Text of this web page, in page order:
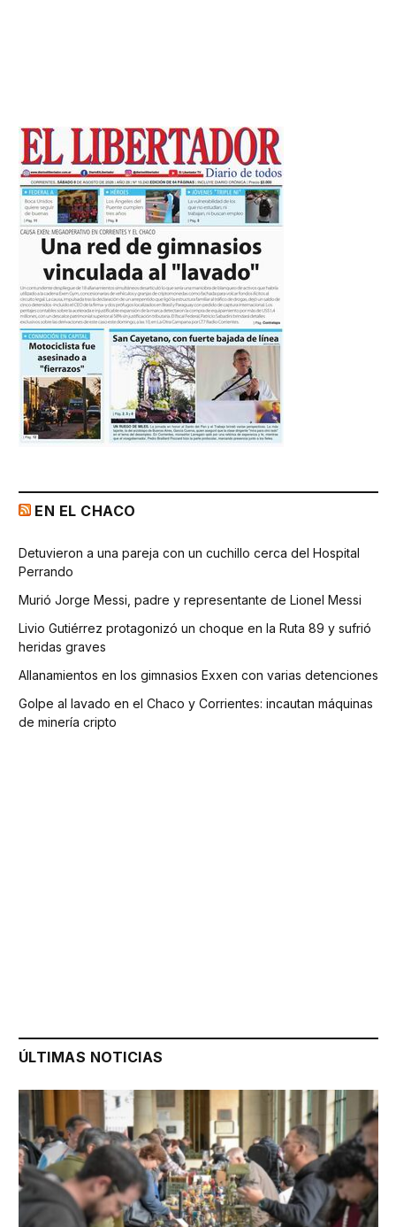
EN EL CHACO
Detuvieron a una pareja con un cuchillo cerca del Hospital
Perrando
Murió Jorge Messi, padre y representante de Lionel Messi
Livio Gutiérrez protagonizó un choque en la Ruta 89 y sufrió
heridas graves
Allanamientos en los gimnasios Exxen con varias detenciones
Golpe al lavado en el Chaco y Corrientes: incautan máquinas
de minería cripto
ÚLTIMAS NOTICIAS